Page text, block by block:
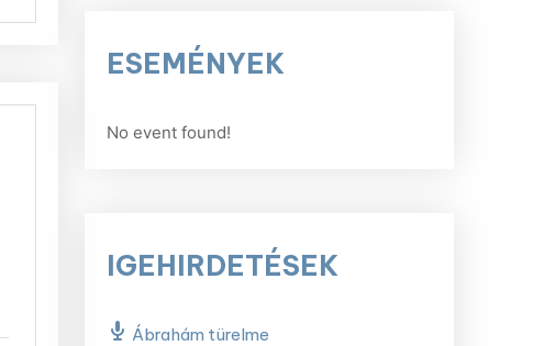
ESEMÉNYEK
No event found!
IGEHIRDETÉSEK
Ábrahám türelme